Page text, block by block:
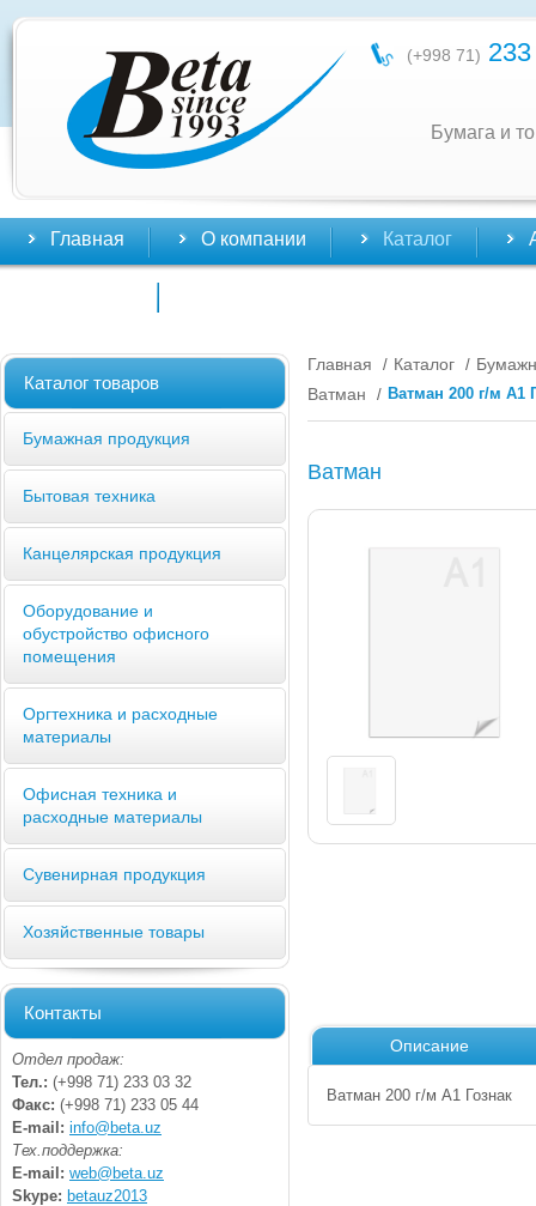
(+998 71)
Бумага и
Главная О компании Каталог
Каталог товаров
Бумажная продукция
Бытовая техника
Канцелярская продукция
Оборудование и
обустройство офисного
помещения
Оргтехника и расходные
материалы
Офисная техника и
расходные материалы
Сувенирная продукция
Хозяйственные товары
Контакты
Отдел продаж:
Тел.: (+998 71) 233 03 32
Факс: (+998 71) 233 05 44
E-mail: info@beta.uz
Тех.поддержка:
E-mail: web@beta.uz
Skype: betauz2013
Главная / Каталог /
Ватман
/ Ватман 200 г/м А1
Ватман
Описание
Ватман 200 г/м А1 Гознак